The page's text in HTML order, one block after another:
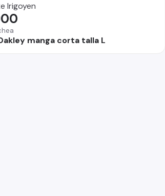
Irigoyen
manga corta talla L